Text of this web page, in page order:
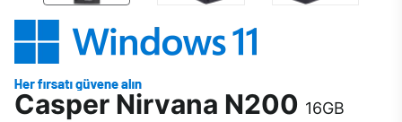
Casper Nirvana N200 16GB